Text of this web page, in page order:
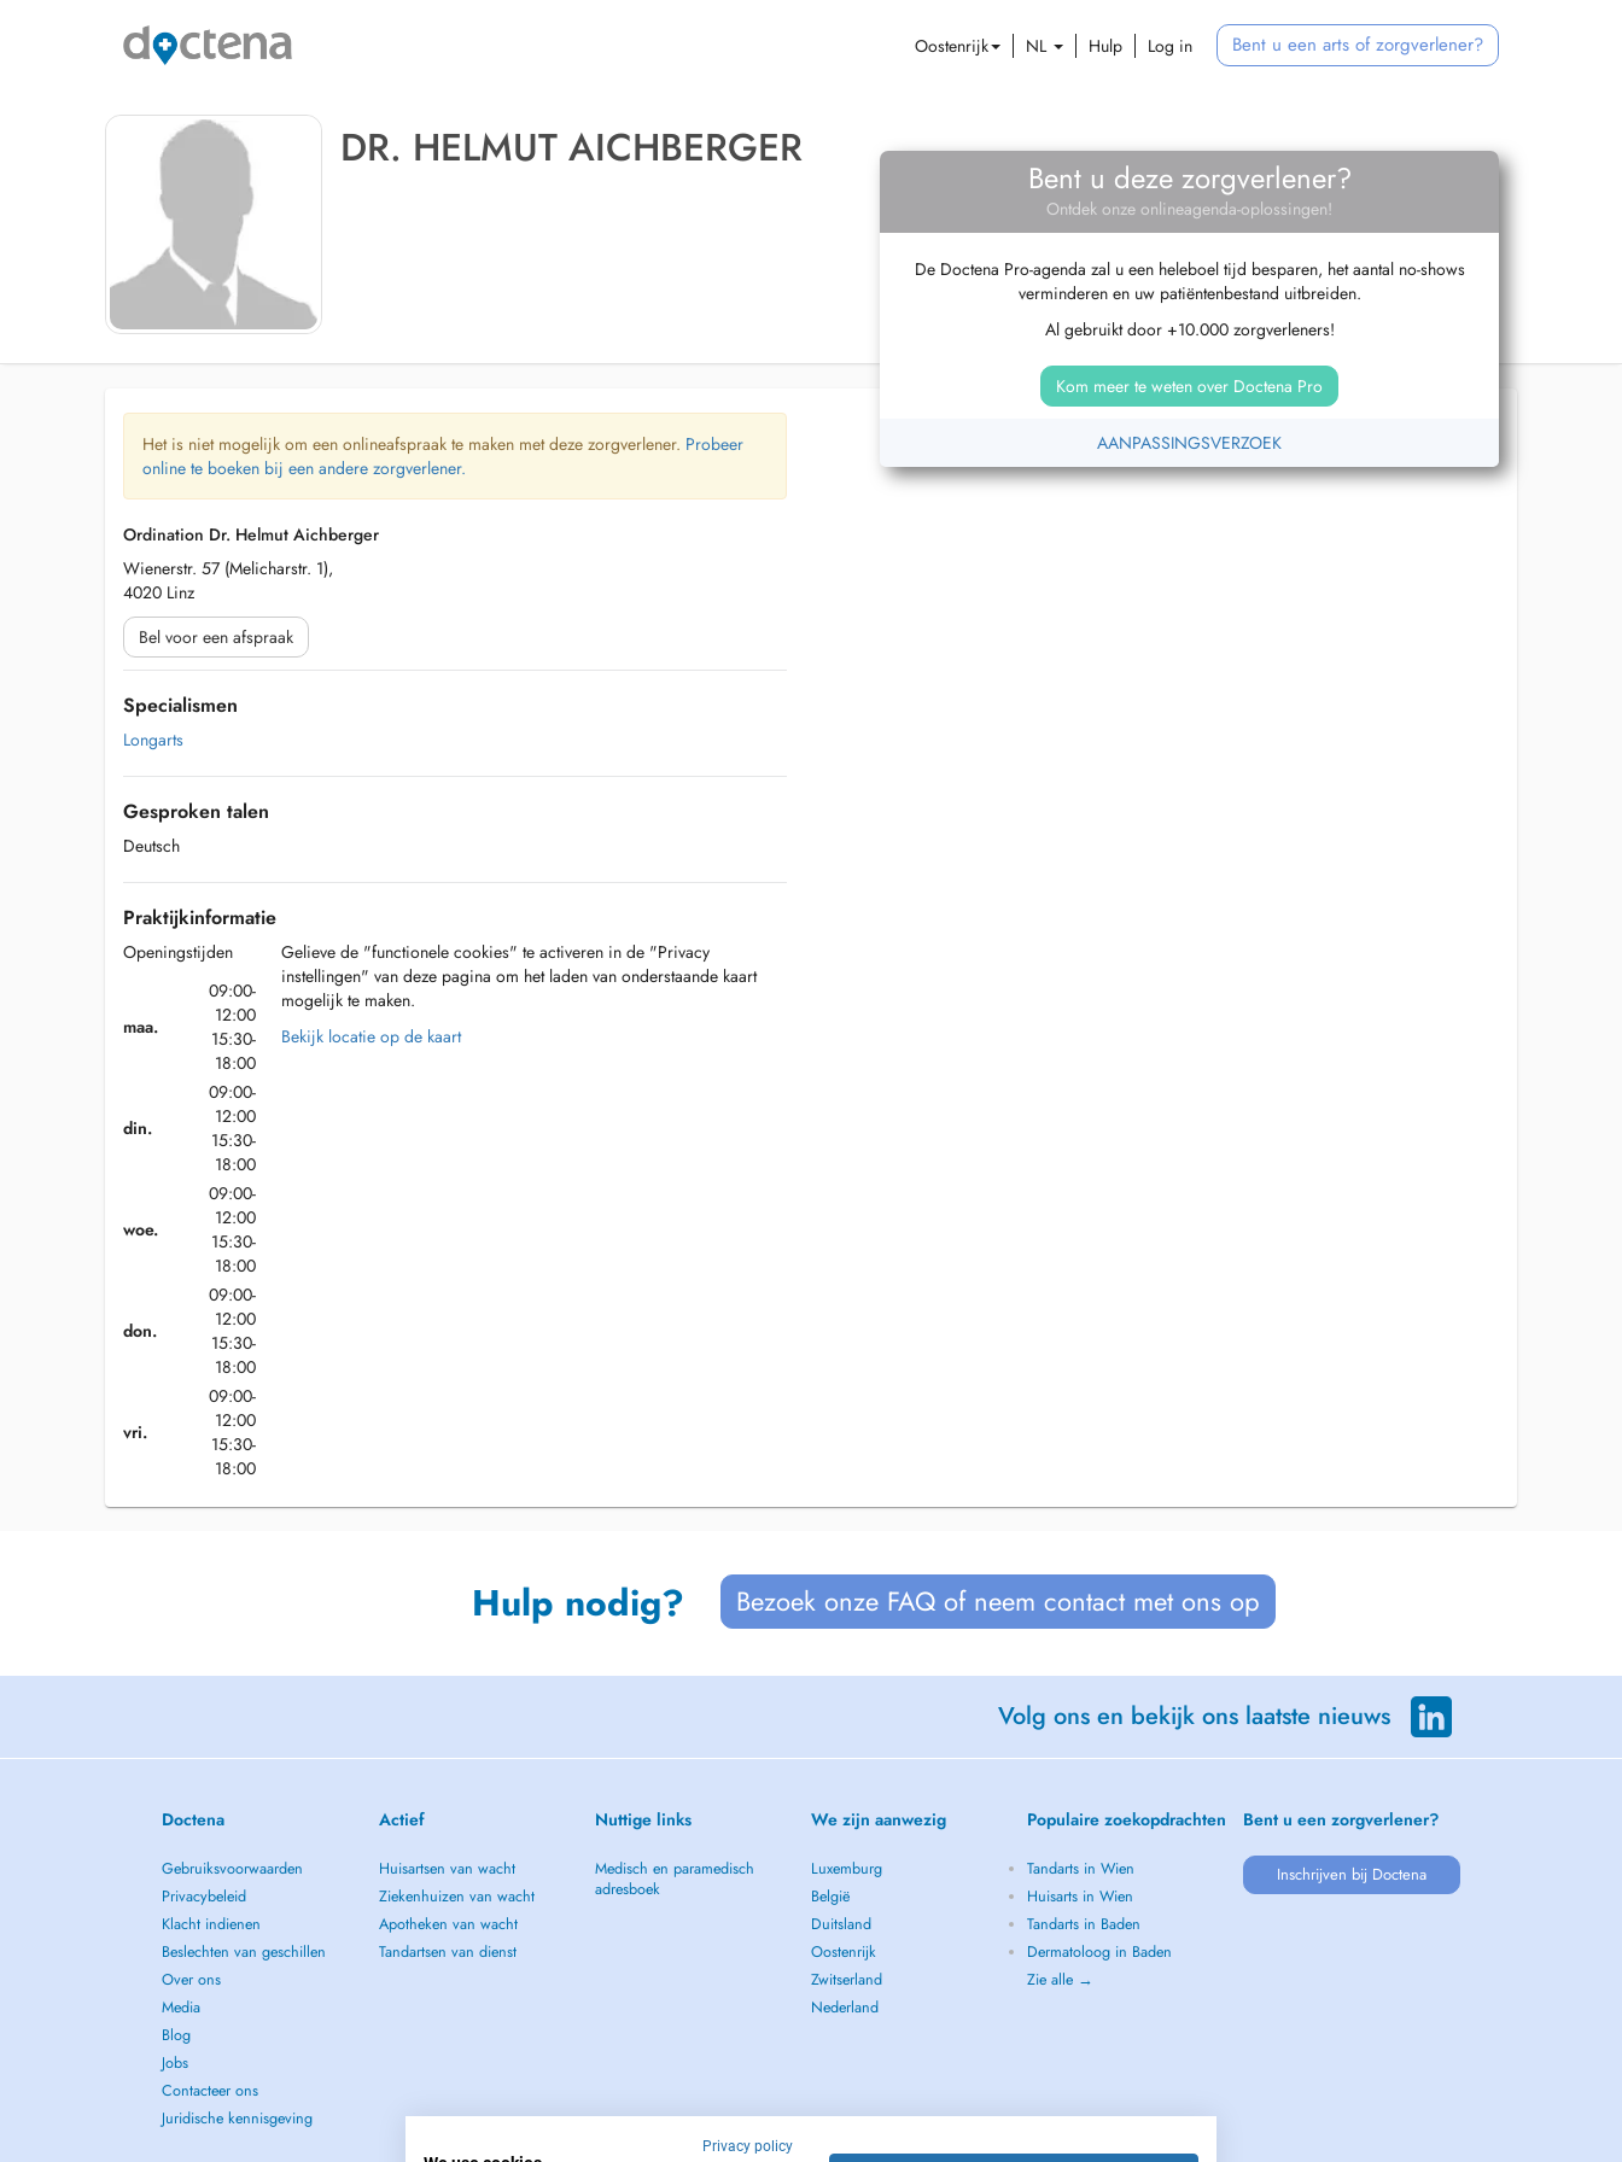
Oostenrijk NL Hulp Log in Bent u een arts of zorgverlener?
DR. HELMUT AICHBERGER
Bent u deze zorgverlener?
Ontdek onze onlineagenda-oplossingen!
De Doctena Pro-agenda zal u een heleboel tijd besparen, het aantal no-shows
verminderen en uw patiëntenbestand uitbreiden.
Al gebruikt door +10.000 zorgverleners!
Kom meer te weten over Doctena Pro
AANPASSINGSVERZOEK
Het is niet mogelijk om een onlineafspraak te maken met deze zorgverlener. Probeer
online te boeken bij een andere zorgverlener.
Ordination Dr. Helmut Aichberger
Wienerstr. 57 (Melicharstr. 1),
4020 Linz
Bel voor een afspraak
Specialismen
Longarts
Gesproken talen
Deutsch
Praktijkinformatie
Openingstijden
maa.
09:00-
12:00
15:30-
18:00
din.
09:00-
12:00
15:30-
18:00
woe.
09:00-
12:00
15:30-
18:00
don.
09:00-
12:00
15:30-
18:00
vri.
09:00-
12:00
15:30-
18:00
Gelieve de "functionele cookies" te activeren in de "Privacy
instellingen" van deze pagina om het laden van onderstaande kaart
mogelijk te maken.
Bekijk locatie op de kaart
Hulp nodig? Bezoek onze FAQ of neem contact met ons op
Volg ons en bekijk ons laatste nieuws
Doctena
Gebruiksvoorwaarden
Privacybeleid
Klacht indienen
Beslechten van geschillen
Over ons
Media
Blog
Jobs
Contacteer ons
Juridische kennisgeving
Actief
Huisartsen van wacht
Ziekenhuizen van wacht
Apotheken van wacht
Tandartsen van dienst
Nuttige links
Medisch en paramedisch
adresboek
We zijn aanwezig
Luxemburg
België
Duitsland
Oostenrijk
Zwitserland
Nederland
Populaire zoekopdrachten
Tandarts in Wien
Huisarts in Wien
Tandarts in Baden
Dermatoloog in Baden
Zie alle →
Bent u een zorgverlener?
Inschrijven bij Doctena
Privacy policy